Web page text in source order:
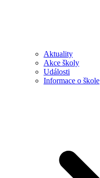
Aktuality
Akce školy
Události
Informace o škole